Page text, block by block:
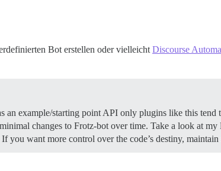
Bot erstellen oder vielleicht Discourse
example/starting point API only plugins like this tend
changes to Frotz-bot over time. Take a look at
you want more control over the code’s destiny,